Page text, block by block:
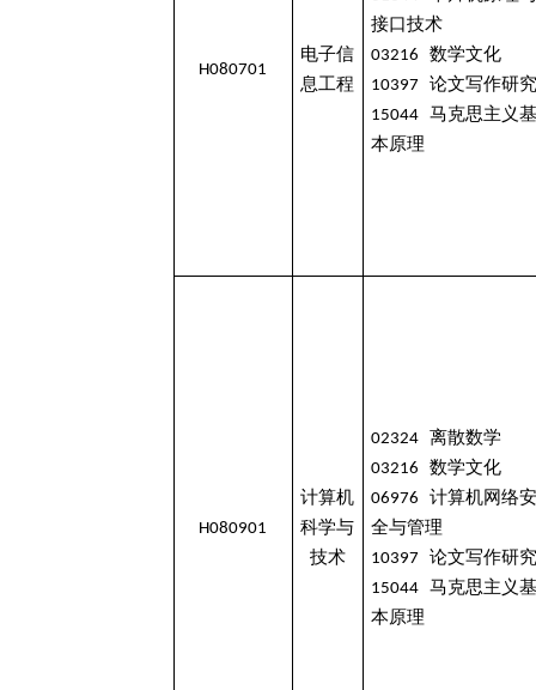
H080701
电子信
息工程
接口技术
03216 数学文化
10397 论文写作研究
15044 马克思主义基
本原理
H080901
计算机
科学与
技术
02324 离散数学
03216 数学文化
06976 计算机网络安
全与管理
10397 论文写作研究
15044 马克思主义基
本原理